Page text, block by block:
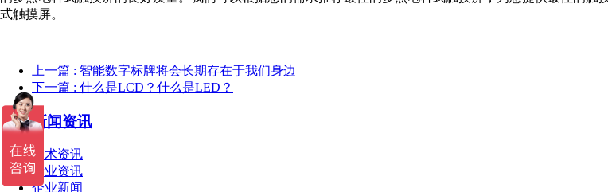
式触摸屏。
上一篇 : 智能数字标牌将会长期存在于我们身边
下一篇 : 什么是LCD？什么是LED？
新闻资讯
技术资讯
行业资讯
企业新闻